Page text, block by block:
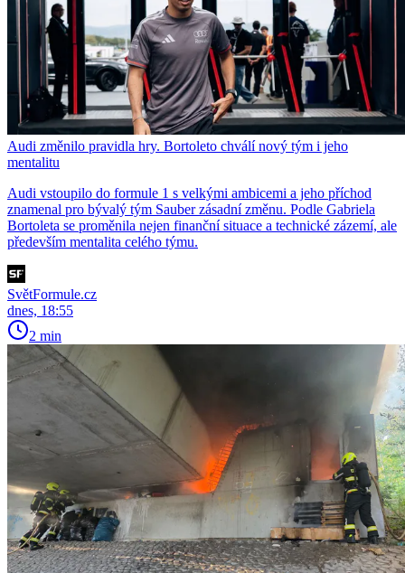
Audi změnilo pravidla hry. Bortoleto chválí nový tým i jeho
mentalitu
Audi vstoupilo do formule 1 s velkými ambicemi a jeho příchod
znamenal pro bývalý tým Sauber zásadní změnu. Podle Gabriela
Bortoleta se proměnila nejen finanční situace a technické zázemí, ale
především mentalita celého týmu.
SvětFormule.cz
dnes, 18:55
2 min